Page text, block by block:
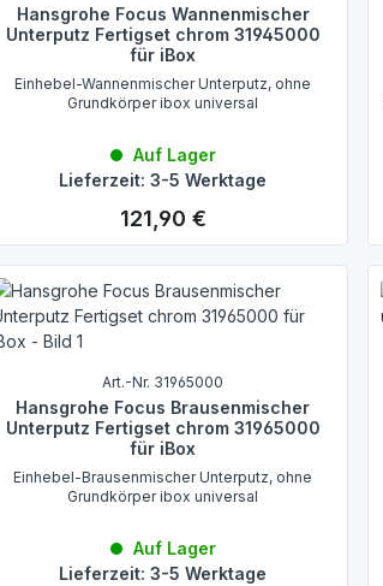
Hansgrohe Focus Wannenmischer
Unterputz Fertigset chrom 31945000
für iBox
Einhebel-Wannenmischer Unterputz, ohne
Grundkörper ibox universal
Auf Lager
Lieferzeit: 3-5 Werktage
Regulärer Preis:
121,90 €
Art.-Nr. 31965000
Hansgrohe Focus Brausenmischer
Unterputz Fertigset chrom 31965000
für iBox
Einhebel-Brausenmischer Unterputz, ohne
Grundkörper ibox universal
Auf Lager
Lieferzeit: 3-5 Werktage